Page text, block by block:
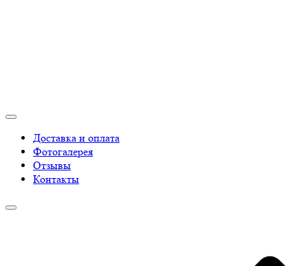
Доставка и оплата
Фотогалерея
Отзывы
Контакты